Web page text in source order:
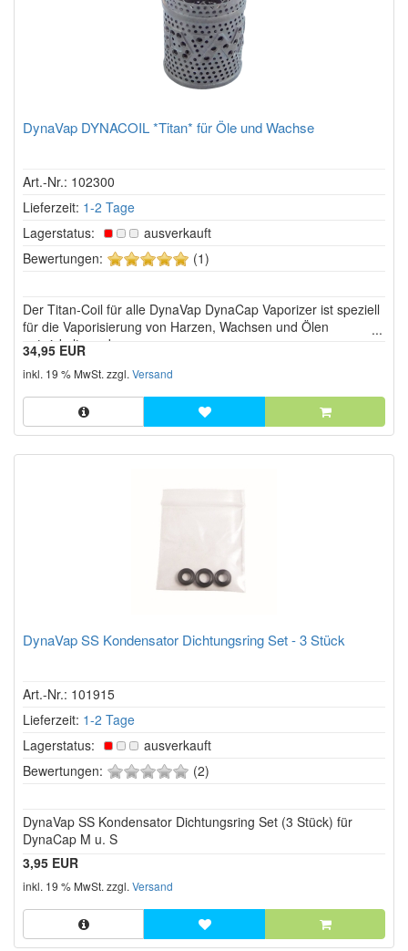
DynaVap DYNACOIL *Titan* für Öle und Wachse
Art.-Nr.: 102300
Lieferzeit: 1-2 Tage
Lagerstatus:
ausverkauft
Bewertungen:
5
Sternen!
(1)
Der Titan-Coil für alle DynaVap DynaCap Vaporizer ist speziell
für die Vaporisierung von Harzen, Wachsen und Ölen
entwickelt worden.
34,95 EUR
inkl. 19 % MwSt. zzgl. Versand
DynaVap SS Kondensator Dichtungsring Set - 3 Stück
Art.-Nr.: 101915
Lieferzeit: 1-2 Tage
Lagerstatus:
ausverkauft
Bewertungen:
0
Sternen!
(2)
DynaVap SS Kondensator Dichtungsring Set (3 Stück) für
DynaCap M u. S
3,95 EUR
inkl. 19 % MwSt. zzgl. Versand